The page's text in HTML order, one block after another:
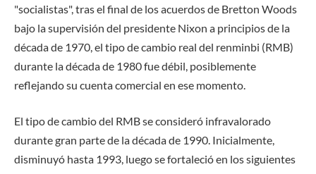
"socialistas", tras el final de los acuerdos de Bretton Woods
bajo la supervisión del presidente Nixon a principios de la
década de 1970, el tipo de cambio real del renminbi (RMB)
durante la década de 1980 fue débil, posiblemente
reflejando su cuenta comercial en ese momento.
El tipo de cambio del RMB se consideró infravalorado
durante gran parte de la década de 1990. Inicialmente,
disminuyó hasta 1993, luego se fortaleció en los siguientes